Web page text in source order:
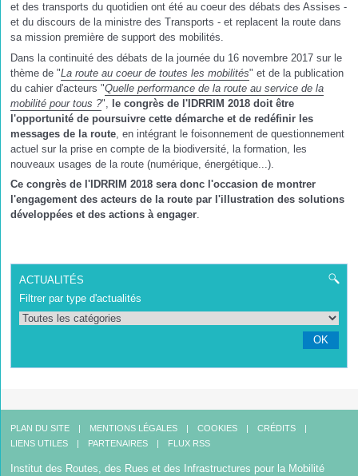
et des transports du quotidien ont été au coeur des débats des Assises -
et du discours de la ministre des Transports - et replacent la route dans
sa mission première de support des mobilités.
Dans la continuité des débats de la journée du 16 novembre 2017 sur le
thème de "La route au coeur de toutes les mobilités" et de la publication
du cahier d'acteurs "Quelle performance de la route au service de la
mobilité pour tous ?",
le congrès de l'IDRRIM 2018 doit être
l'opportunité de poursuivre cette démarche et de redéfinir les
messages de la route , en intégrant le foisonnement de questionnement
actuel sur la prise en compte de la biodiversité, la formation, les
nouveaux usages de la route (numérique, énergétique...).
Ce congrès de l'IDRRIM 2018 sera donc l'occasion de montrer
l'engagement des acteurs de la route par l'illustration des solutions
développées et des actions à engager.
ACTUALITÉS
Filtrer par type d'actualités
OK
PLAN DU SITE MENTIONS LÉGALES COOKIES
CRÉDITS
LIENS UTILES
PARTENAIRES FLUX RSS
Institut des Routes, des Rues et des Infrastructures pour la Mobilité